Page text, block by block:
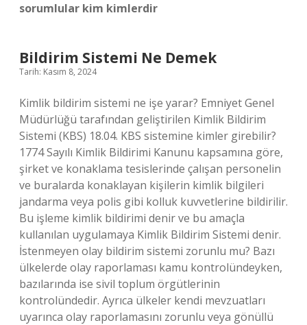
sorumlular kim kimlerdir
Bildirim Sistemi Ne Demek
Tarih: Kasım 8, 2024
Kimlik bildirim sistemi ne işe yarar? Emniyet Genel
Müdürlüğü tarafından geliştirilen Kimlik Bildirim
Sistemi (KBS) 18.04. KBS sistemine kimler girebilir?
1774 Sayılı Kimlik Bildirimi Kanunu kapsamına göre,
şirket ve konaklama tesislerinde çalışan personelin
ve buralarda konaklayan kişilerin kimlik bilgileri
jandarma veya polis gibi kolluk kuvvetlerine bildirilir.
Bu işleme kimlik bildirimi denir ve bu amaçla
kullanılan uygulamaya Kimlik Bildirim Sistemi denir.
İstenmeyen olay bildirim sistemi zorunlu mu? Bazı
ülkelerde olay raporlaması kamu kontrolündeyken,
bazılarında ise sivil toplum örgütlerinin
kontrolündedir. Ayrıca ülkeler kendi mevzuatları
uyarınca olay raporlamasını zorunlu veya gönüllü